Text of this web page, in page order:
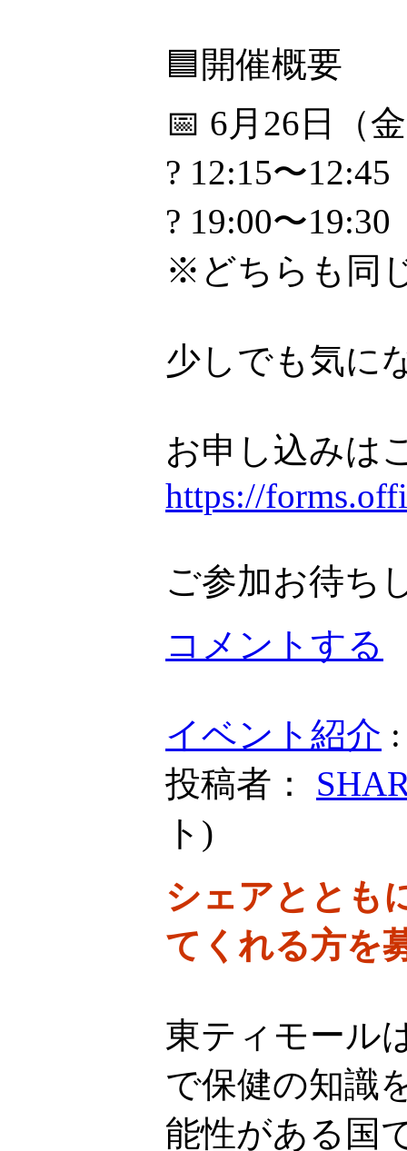
🟦開催概要
📅 6月26日（
? 12:15〜12:45
? 19:00〜19:30
※どちらも同
少しでも気に
お申し込みは
https://
ご参加お待ち
コメントする
イベント紹介
投稿者：
ト )
シェアととも
てくれる方を
東ティモール
で保健の知識
能性がある国